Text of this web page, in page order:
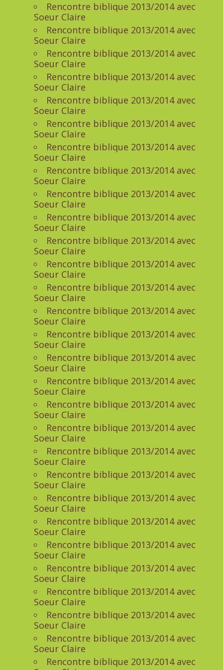
Rencontre biblique 2013/2014 avec
Soeur Claire
Rencontre biblique 2013/2014 avec
Soeur Claire
Rencontre biblique 2013/2014 avec
Soeur Claire
Rencontre biblique 2013/2014 avec
Soeur Claire
Rencontre biblique 2013/2014 avec
Soeur Claire
Rencontre biblique 2013/2014 avec
Soeur Claire
Rencontre biblique 2013/2014 avec
Soeur Claire
Rencontre biblique 2013/2014 avec
Soeur Claire
Rencontre biblique 2013/2014 avec
Soeur Claire
Rencontre biblique 2013/2014 avec
Soeur Claire
Rencontre biblique 2013/2014 avec
Soeur Claire
Rencontre biblique 2013/2014 avec
Soeur Claire
Rencontre biblique 2013/2014 avec
Soeur Claire
Rencontre biblique 2013/2014 avec
Soeur Claire
Rencontre biblique 2013/2014 avec
Soeur Claire
Rencontre biblique 2013/2014 avec
Soeur Claire
Rencontre biblique 2013/2014 avec
Soeur Claire
Rencontre biblique 2013/2014 avec
Soeur Claire
Rencontre biblique 2013/2014 avec
Soeur Claire
Rencontre biblique 2013/2014 avec
Soeur Claire
Rencontre biblique 2013/2014 avec
Soeur Claire
Rencontre biblique 2013/2014 avec
Soeur Claire
Rencontre biblique 2013/2014 avec
Soeur Claire
Rencontre biblique 2013/2014 avec
Soeur Claire
Rencontre biblique 2013/2014 avec
Soeur Claire
Rencontre biblique 2013/2014 avec
Soeur Claire
Rencontre biblique 2013/2014 avec
Soeur Claire
Rencontre biblique 2013/2014 avec
Soeur Claire
Rencontre biblique 2013/2014 avec